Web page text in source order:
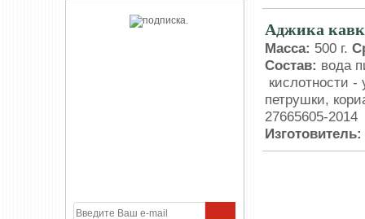
Аджика
Масса: 500 г.
Состав: вода
кислотности -
петрушки,
27665605-2014